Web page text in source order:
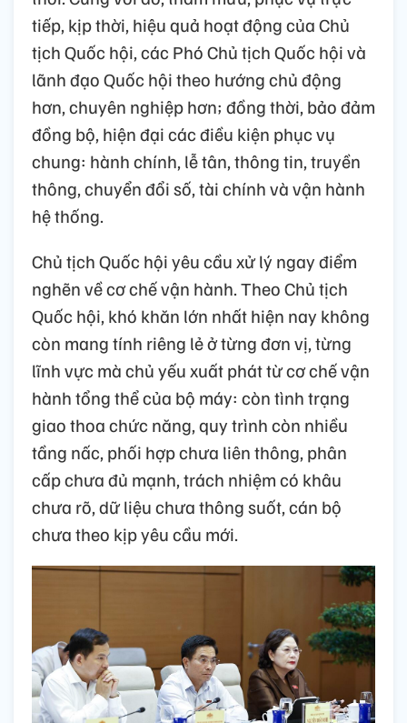
tiếp, kịp thời, hiệu quả hoạt động của Chủ
tịch Quốc hội, các Phó Chủ tịch Quốc hội và
lãnh đạo Quốc hội theo hướng chủ động
hơn, chuyên nghiệp hơn; đồng thời, bảo đảm
đồng bộ, hiện đại các điều kiện phục vụ
chung: hành chính, lễ tân, thông tin, truyền
thông, chuyển đổi số, tài chính và vận hành
hệ thống.
Chủ tịch Quốc hội yêu cầu xử lý ngay điểm
nghẽn về cơ chế vận hành. Theo Chủ tịch
Quốc hội, khó khăn lớn nhất hiện nay không
còn mang tính riêng lẻ ở từng đơn vị, từng
lĩnh vực mà chủ yếu xuất phát từ cơ chế vận
hành tổng thể của bộ máy: còn tình trạng
giao thoa chức năng, quy trình còn nhiều
tầng nấc, phối hợp chưa liên thông, phân
cấp chưa đủ mạnh, trách nhiệm có khâu
chưa rõ, dữ liệu chưa thông suốt, cán bộ
chưa theo kịp yêu cầu mới.